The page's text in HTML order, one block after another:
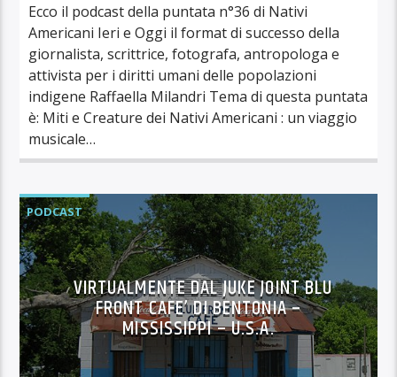
Ecco il podcast della puntata n°36 di Nativi
Americani Ieri e Oggi il format di successo della
giornalista, scrittrice, fotografa, antropologa e
attivista per i diritti umani delle popolazioni
indigene Raffaella Milandri Tema di questa puntata
è: Miti e Creature dei Nativi Americani : un viaggio
musicale…
PODCAST
VIRTUALMENTE DAL JUKE JOINT BLU
FRONT CAFE’ DI BENTONIA –
MISSISSIPPI – U.S.A.